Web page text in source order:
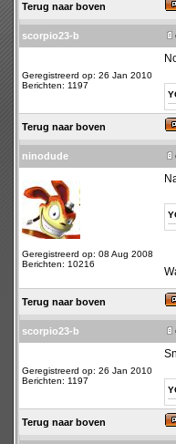
Terug naar boven
scorpio23-b
Geregistreerd op: 26 Jan 2010
Berichten: 1197
Terug naar boven
ninodude
Geregistreerd op: 08 Aug 2008
Berichten: 10216
Terug naar boven
scorpio23-b
Geregistreerd op: 26 Jan 2010
Berichten: 1197
Terug naar boven